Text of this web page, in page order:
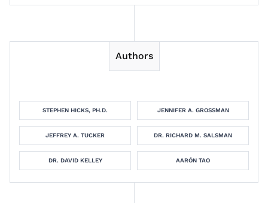
Authors
STEPHEN HICKS, PH.D. JENNIFER A. GROSSMAN
JEFFREY A. TUCKER DR. RICHARD M. SALSMAN
DR. DAVID KELLEY AARÓN TAO